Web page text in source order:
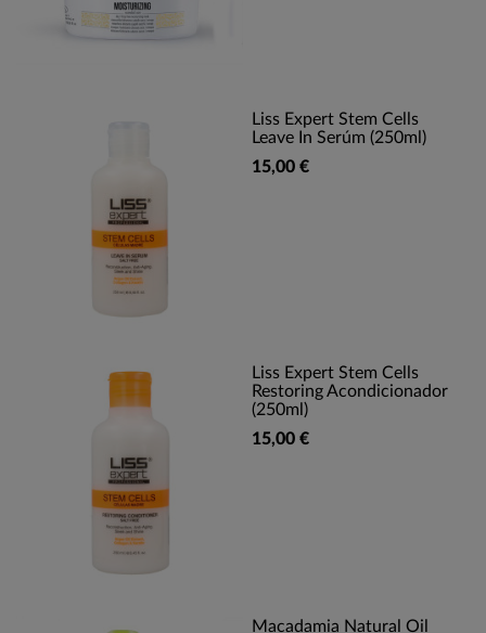
Liss Expert Stem Cells
Leave In Serúm (250ml)
15,00 €
Liss Expert Stem Cells
Restoring Acondicionador
(250ml)
15,00 €
Macadamia Natural Oil